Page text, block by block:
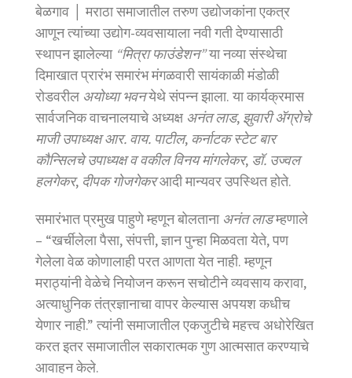
बेळगाव │ मराठा समाजातील तरुण उद्योजकांना एकत्र
आणून त्यांच्या उद्योग-व्यवसायाला नवी गती देण्यासाठी
स्थापन झालेल्या “मित्रा फाउंडेशन”या नव्या संस्थेचा
दिमाखात प्रारंभ समारंभ मंगळवारी सायंकाळी मंडोळी
रोडवरील अयोध्या भवनयेथे संपन्न झाला. या कार्यक्रमास
सार्वजनिक वाचनालयाचे अध्यक्ष अनंत लाड, झुवारी ॲग्रोचे
माजी उपाध्यक्ष आर. वाय. पाटील, कर्नाटक स्टेट बार
कौन्सिलचे उपाध्यक्ष व वकील विनय मांगलेकर, डॉ. उज्वल
हलगेकर, दीपक गोजगेकरआदी मान्यवर उपस्थित होते.
समारंभात प्रमुख पाहुणे म्हणून बोलताना अनंत लाडम्हणाले
– “खर्चीलेला पैसा, संपत्ती, ज्ञान पुन्हा मिळवता येते, पण
गेलेला वेळ कोणालाही परत आणता येत नाही. म्हणून
मराठ्यांनी वेळेचे नियोजन करून सचोटीने व्यवसाय करावा,
अत्याधुनिक तंत्रज्ञानाचा वापर केल्यास अपयश कधीच
येणार नाही.” त्यांनी समाजातील एकजुटीचे महत्त्व अधोरेखित
करत इतर समाजातील सकारात्मक गुण आत्मसात करण्याचे
आवाहन केले.